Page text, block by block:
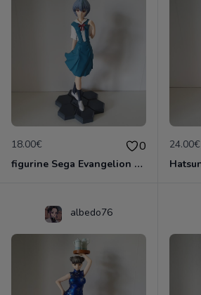
18.00€ 0
figurine Sega Evangelion 1.0 You Are (Not) Alone: Rei Ayanami Premium Uniform
24.00€
albedo76